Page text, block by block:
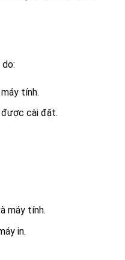
tính.
được cài đặt.
máy tính.
in.